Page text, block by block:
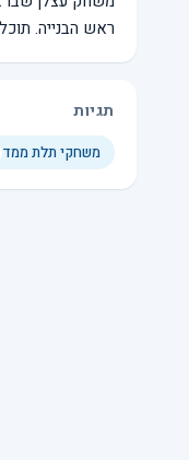
ראש הבנייה.
תגיות
משחקי תלת ממד